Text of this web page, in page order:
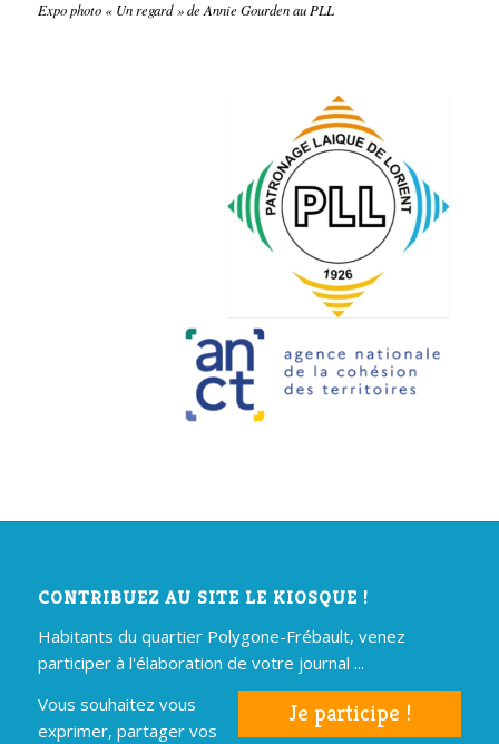
Expo photo « Un regard » de Annie Gourden au PLL
CONTRIBUEZ AU SITE LE KIOSQUE !
Habitants du quartier Polygone-Frébault, venez
participer à l'élaboration de votre journal ...
Je participe !
Vous souhaitez vous
exprimer, partager vos